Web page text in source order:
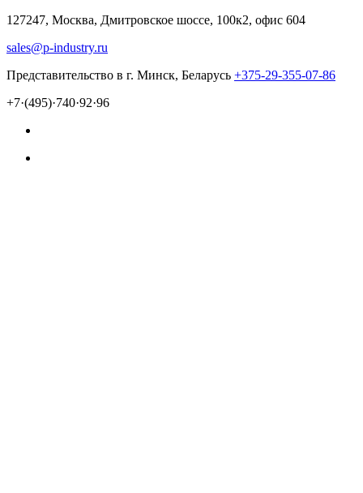
127247, Москва, Дмитровское шоссе, 100к2, офис 604
sales@p-industry.ru
Представительство в г. Минск, Беларусь +375-29-355-07-86
+7·(495)·740·92·96